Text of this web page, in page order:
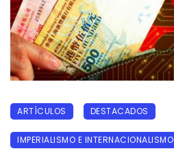
ARTÍCULOS DESTACADOS
IMPERIALISMO E INTERNACIONALISMO